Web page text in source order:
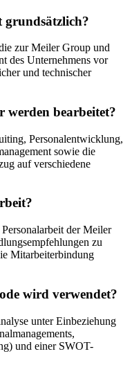
grundsätzlich?
zur Meiler Group und
des Unternehmens vor
und technischer
werden bearbeitet?
Personalentwicklung,
sowie die
auf verschiedene
der Meiler
zu
Mitarbeiterbindung
wird verwendet?
unter Einbeziehung
und einer SWOT-